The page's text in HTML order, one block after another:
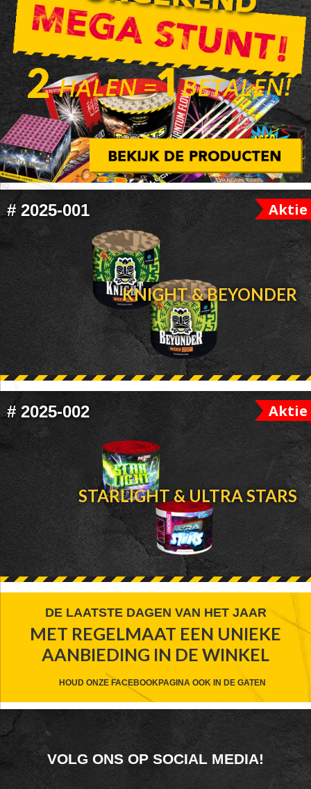
FOOTER
WIDGET
HEADER
# 2025-001 Aktie
KNIGHT & BEYONDER
# 2025-002 Aktie
STARLIGHT & ULTRA STARS
FOOTER
WIDGET
HEADER
DE LAATSTE DAGEN VAN HET JAAR
MET REGELMAAT EEN UNIEKE
AANBIEDING IN DE WINKEL
HOUD ONZE FACEBOOKPAGINA OOK IN DE GATEN
FOOTER
VOLG ONS OP SOCIAL MEDIA!